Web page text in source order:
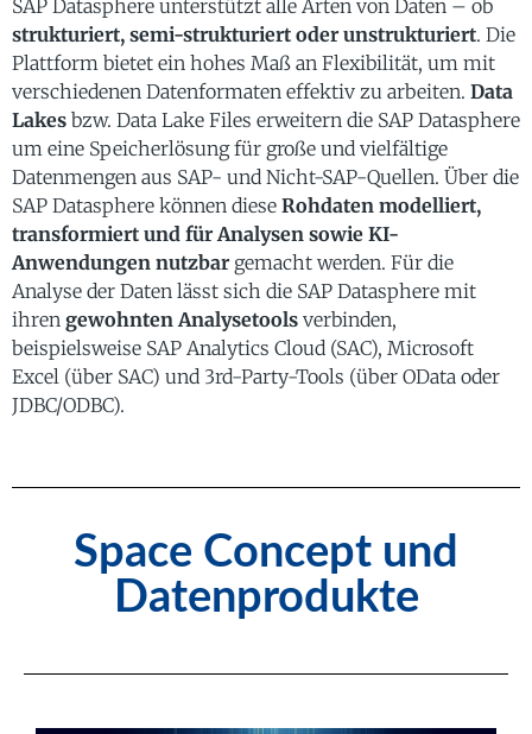
SAP Datasphere unterstützt alle Arten von Daten – ob
strukturiert, semi-strukturiert oder unstrukturiert. Die
Plattform bietet ein hohes Maß an Flexibilität, um mit
verschiedenen Datenformaten effektiv zu arbeiten. Data
Lakes bzw. Data Lake Files erweitern die SAP Datasphere
um eine Speicherlösung für große und vielfältige
Datenmengen aus SAP- und Nicht-SAP-Quellen. Über die
SAP Datasphere können diese Rohdaten modelliert,
transformiert und für Analysen sowie KI-
Anwendungen nutzbar gemacht werden. Für die
Analyse der Daten lässt sich die SAP Datasphere mit
ihren gewohnten Analysetools verbinden,
beispielsweise SAP Analytics Cloud (SAC), Microsoft
Excel (über SAC) und 3rd-Party-Tools (über OData oder
JDBC/ODBC).
Space Concept und
Datenprodukte